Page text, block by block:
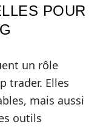
POUR
un rôle
trader. Elles
mais aussi
outils